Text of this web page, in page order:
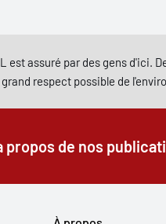
est assuré par des gens d'ici.
respect possible de
propos de nos